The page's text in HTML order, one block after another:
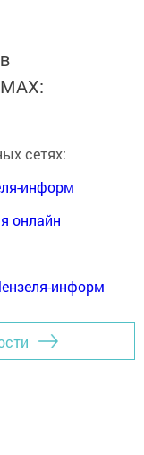
сетях:
информ
онлайн
информ